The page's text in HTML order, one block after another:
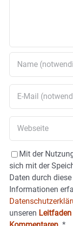
Mit der
sich mit der
Daten durch
Informationen
unseren